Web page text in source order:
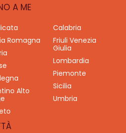
A ME
Calabria
Romagna
Friuli Venezia
Giulia
Lombardia
Piemonte
Sicilia
Alto
Umbria